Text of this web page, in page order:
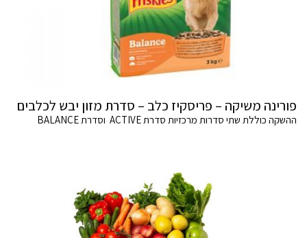
פורינה משיקה – פריסקיז כלב – סדרת מזון יבש לכלבים
ההשקה כוללת שתי סדרות מרכזיות סדרת ACTIVE וסדרת BALANCE